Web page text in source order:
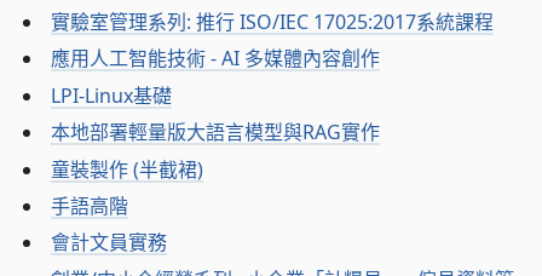
實驗室管理系列: 推行 ISO/IEC 17025:2017系統課程
應用人工智能技術 - AI 多媒體內容創作
LPI-Linux基礎
本地部署輕量版大語言模型與RAG實作
童裝製作 (半截裙)
手語高階
會計文員實務